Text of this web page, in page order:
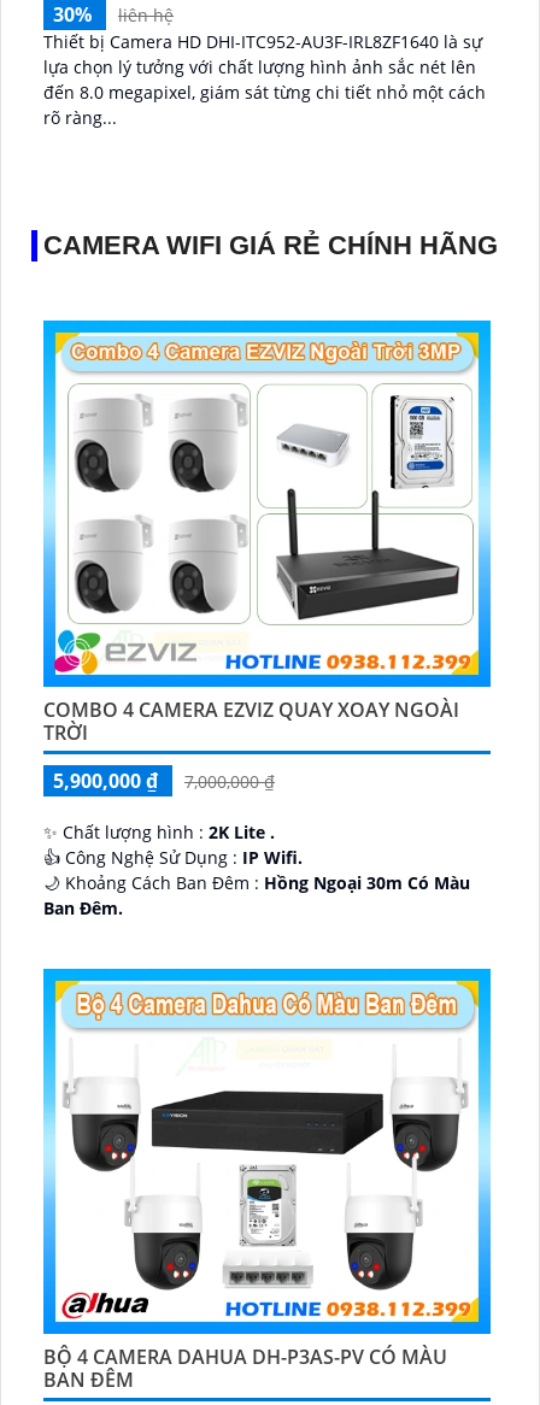
30%
liên hệ
Thiết bị Camera HD DHI-ITC952-AU3F-IRL8ZF1640 là sự
lựa chọn lý tưởng với chất lượng hình ảnh sắc nét lên
đến 8.0 megapixel, giám sát từng chi tiết nhỏ một cách
rõ ràng...
CAMERA WIFI GIÁ RẺ CHÍNH HÃNG
COMBO 4 CAMERA EZVIZ QUAY XOAY NGOÀI
TRỜI
5,900,000 ₫
7,000,000 ₫
✨ Chất lượng hình : 2K Lite .
👍 Công Nghệ Sử Dụng : IP Wifi.
🌙 Khoảng Cách Ban Đêm : Hồng Ngoại 30m Có Màu
Ban Ðêm.
BỘ 4 CAMERA DAHUA DH-P3AS-PV CÓ MÀU
BAN ĐÊM